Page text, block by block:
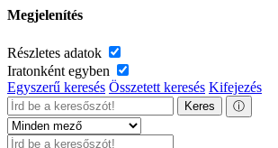
Megjelenítés
Részletes adatok
Iratonként egyben
Egyszerű keresés Összetett keresés Kifejezés
Keres ⓘ